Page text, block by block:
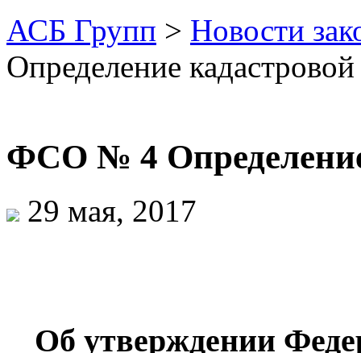
АСБ Групп > Новости
Определение
ФСО № 4 Определение
29 мая, 2017
Об утверждении